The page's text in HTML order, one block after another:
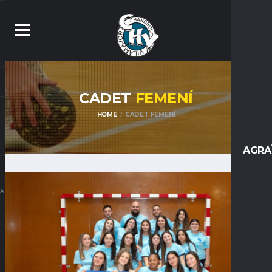
CADETFEMENÍ
HOME CADET FEMENÍ